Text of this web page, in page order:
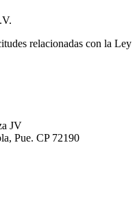
relacionadas con la Ley
JV
Pue. CP 72190